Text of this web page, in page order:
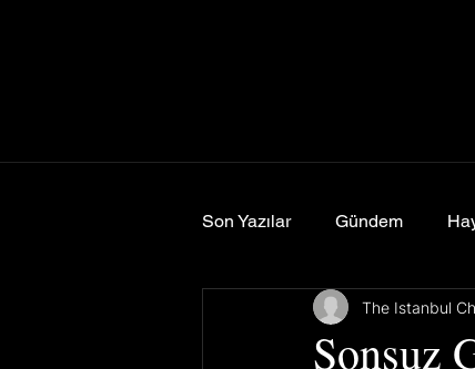
Son Yazılar Gündem
Yemek & Seyahat
Sonsuz
The Istanbul